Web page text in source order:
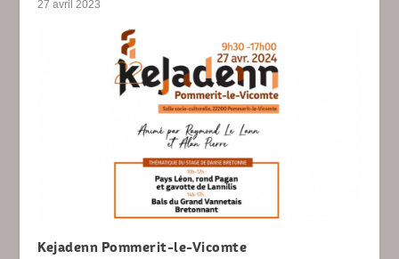
27 avril 2023
Kejadenn Pommerit-le-Vicomte